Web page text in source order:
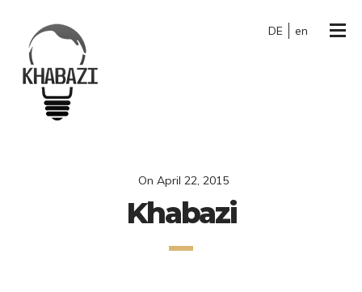
DE en
On April 22, 2015
Khabazi